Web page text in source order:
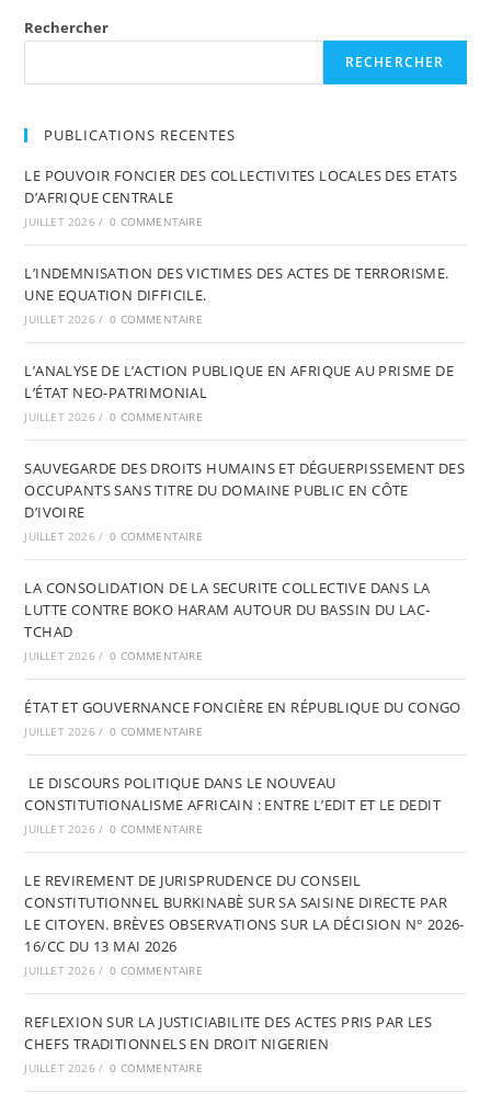
Rechercher
RECHERCHER
PUBLICATIONS RECENTES
LE POUVOIR FONCIER DES COLLECTIVITES LOCALES DES ETATS
D’AFRIQUE CENTRALE
JUILLET 2026 / 0 COMMENTAIRE
L’INDEMNISATION DES VICTIMES DES ACTES DE TERRORISME.
UNE EQUATION DIFFICILE.
JUILLET 2026 / 0 COMMENTAIRE
L’ANALYSE DE L’ACTION PUBLIQUE EN AFRIQUE AU PRISME DE
L’ÉTAT NEO-PATRIMONIAL
JUILLET 2026 / 0 COMMENTAIRE
SAUVEGARDE DES DROITS HUMAINS ET DÉGUERPISSEMENT DES
OCCUPANTS SANS TITRE DU DOMAINE PUBLIC EN CÔTE
D’IVOIRE
JUILLET 2026 / 0 COMMENTAIRE
LA CONSOLIDATION DE LA SECURITE COLLECTIVE DANS LA
LUTTE CONTRE BOKO HARAM AUTOUR DU BASSIN DU LAC-
TCHAD
JUILLET 2026 / 0 COMMENTAIRE
ÉTAT ET GOUVERNANCE FONCIÈRE EN RÉPUBLIQUE DU CONGO
JUILLET 2026 / 0 COMMENTAIRE
LE DISCOURS POLITIQUE DANS LE NOUVEAU
CONSTITUTIONALISME AFRICAIN : ENTRE L’EDIT ET LE DEDIT
JUILLET 2026 / 0 COMMENTAIRE
LE REVIREMENT DE JURISPRUDENCE DU CONSEIL
CONSTITUTIONNEL BURKINABÈ SUR SA SAISINE DIRECTE PAR
LE CITOYEN. BRÈVES OBSERVATIONS SUR LA DÉCISION N° 2026-
16/CC DU 13 MAI 2026
JUILLET 2026 / 0 COMMENTAIRE
REFLEXION SUR LA JUSTICIABILITE DES ACTES PRIS PAR LES
CHEFS TRADITIONNELS EN DROIT NIGERIEN
JUILLET 2026 / 0 COMMENTAIRE